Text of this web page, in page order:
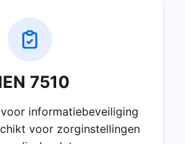
7510
informatiebeveiliging
voor zorginstellingen